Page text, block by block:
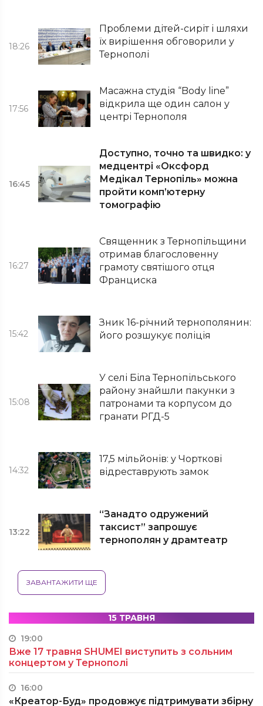
18:26
Проблеми дітей-сиріт і шляхи
їх вирішення обговорили у
Тернополі
17:56
Масажна студія “Body line”
відкрила ще один салон у
центрі Тернополя
16:45
Доступно, точно та швидко: у
медцентрі «Оксфорд
Медікал Тернопіль» можна
пройти комп’ютерну
томографію
16:27
Священник з Тернопільщини
отримав благословенну
грамоту святішого отця
Франциска
15:42
Зник 16-річний тернополянин:
його розшукує поліція
15:08
У селі Біла Тернопільського
району знайшли пакунки з
патронами та корпусом до
гранати РГД-5
14:32
17,5 мільйонів: у Чорткові
відреставрують замок
13:22
“Занадто одружений
таксист” запрошує
тернополян у драмтеатр
ЗАВАНТАЖИТИ ЩЕ
15 ТРАВНЯ
19:00
Вже 17 травня SHUMEI виступить з сольним
концертом у Тернополі
16:00
«Креатор-Буд» продовжує підтримувати збірну